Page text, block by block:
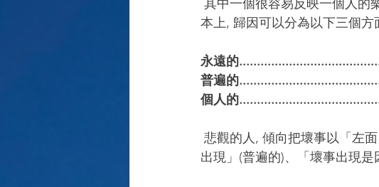
本上, 歸因可以分為以下三個方
永遠的
普遍的
個人的
出現」(普遍的)、「壞事出現是